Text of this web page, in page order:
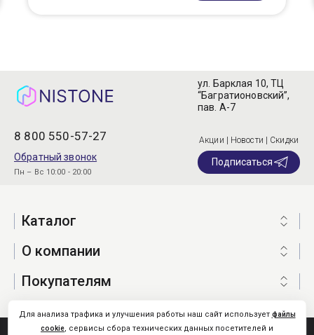
8 800 550-57-27
Обратный звонок
Пн – Вс 10:00 - 20:00
ул. Барклая 10, ТЦ
“Багратионовский”,
пав. А-7
Акции | Новости | Скидки
Подписаться
Каталог
О компании
Покупателям
Для анализа трафика и улучшения работы наш сайт использует файлы
cookie, сервисы сбора технических данных посетителей и